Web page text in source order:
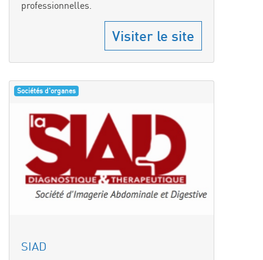
professionnelles.
Visiter le site
Sociétés d'organes
SIAD